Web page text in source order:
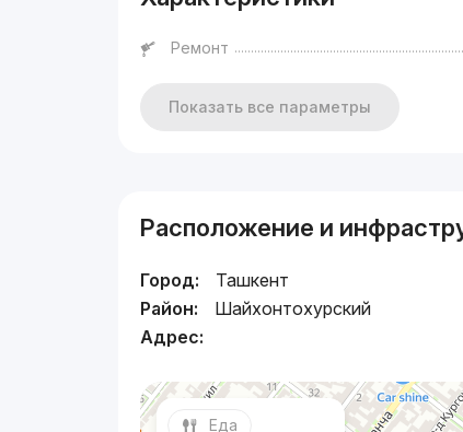
Ремонт
Показать все параметры
Расположение и
Город:
Ташкент
Район:
Шайхонтохурский
Адрес:
Еда